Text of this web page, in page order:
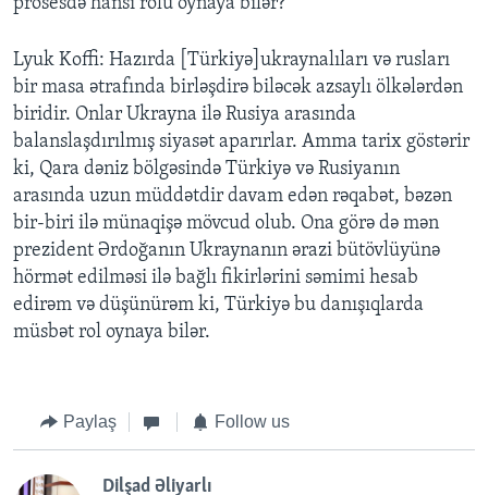
prosesdə hansı rolu oynaya bilər?
Lyuk Koffi: Hazırda [Türkiyə]ukraynalıları və rusları
bir masa ətrafında birləşdirə biləcək azsaylı ölkələrdən
biridir. Onlar Ukrayna ilə Rusiya arasında
balanslaşdırılmış siyasət aparırlar. Amma tarix göstərir
ki, Qara dəniz bölgəsində Türkiyə və Rusiyanın
arasında uzun müddətdir davam edən rəqabət, bəzən
bir-biri ilə münaqişə mövcud olub. Ona görə də mən
prezident Ərdoğanın Ukraynanın ərazi bütövlüyünə
hörmət edilməsi ilə bağlı fikirlərini səmimi hesab
edirəm və düşünürəm ki, Türkiyə bu danışıqlarda
müsbət rol oynaya bilər.
Paylaş Follow us
Dilşad Əliyarlı